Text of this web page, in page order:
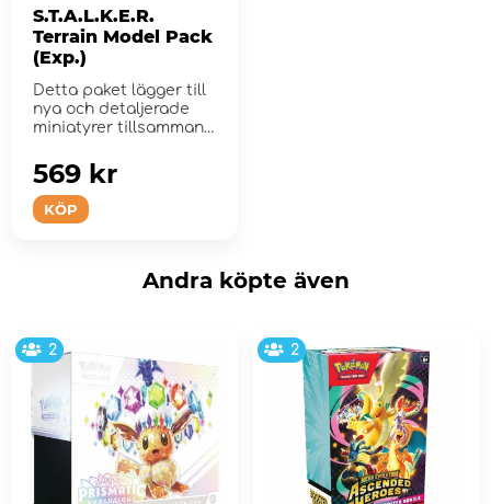
S.T.A.L.K.E.R.
Terrain Model Pack
(Exp.)
Detta paket lägger till
nya och detaljerade
miniatyrer tillsammans
KÖP
569 kr
Andra köpte även
2 2